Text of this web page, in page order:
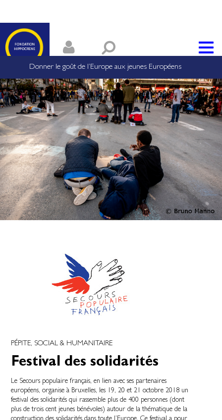
Donner le goût de l’Europe aux jeunes Européens
PÉPITE, SOCIAL & HUMANITAIRE
Festival des solidarités
Le Secours populaire français, en lien avec ses partenaires
européens, organise à Bruxelles, les 19, 20 et 21 octobre 2018 un
festival des solidarités qui rassemble plus de 400 personnes (dont
plus de trois cent jeunes bénévoles) autour de la thématique de la